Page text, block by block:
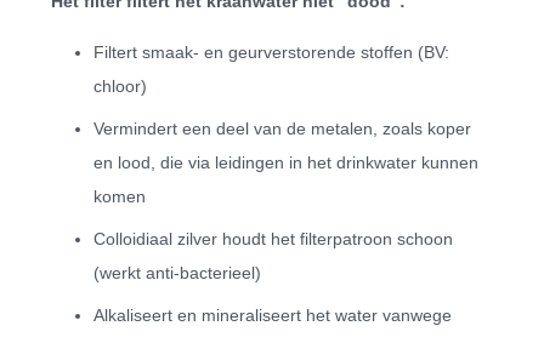
Filtert smaak- en geurverstorende stoffen (BV:
chloor)
Vermindert een deel van de metalen, zoals koper
en lood, die via leidingen in het drinkwater kunnen
komen
Colloidiaal zilver houdt het filterpatroon schoon
(werkt anti-bacterieel)
Alkaliseert en mineraliseert het water vanwege